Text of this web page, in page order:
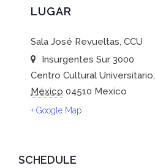
LUGAR
Sala José Revueltas, CCU
Insurgentes Sur 3000
Centro Cultural Universitario,
México 04510 Mexico
+ Google Map
SCHEDULE